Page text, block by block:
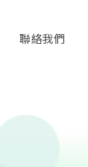
聯絡我們